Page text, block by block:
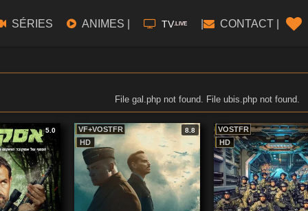
SÉRIES ANIMES | TV.LIVE CONTACT |
File gal.php not found. File ubis.php not found.
5.0
HD
VF+VOSTFR 8.8
HD
VOSTFR